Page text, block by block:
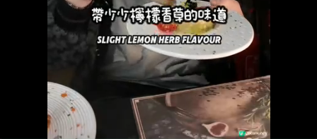
Loaded: